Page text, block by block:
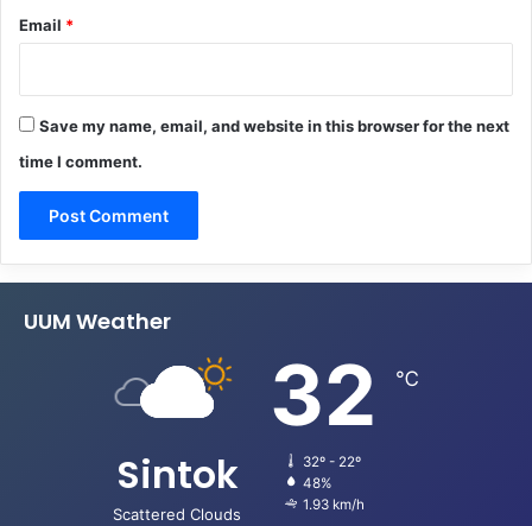
Email *
Save my name, email, and website in this browser for the next
time I comment.
UUM Weather
Sintok
Scattered Clouds
32 ℃
32º - 22º
48%
1.93 km/h